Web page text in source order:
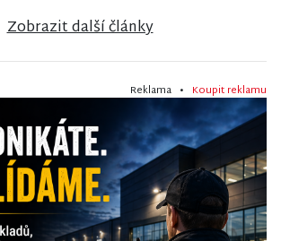
Zobrazit další články
Reklama • Koupit reklamu